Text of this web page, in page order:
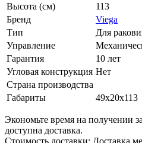
Высота (см)
113
Бренд
Viega
Тип
Для
Управление
Гарантия
10 лет
Угловая конструкция Нет
Страна производства
Габариты
49x20x113
Экономьте время на получении
доступна доставка.
Стоимость доставки: Доставка